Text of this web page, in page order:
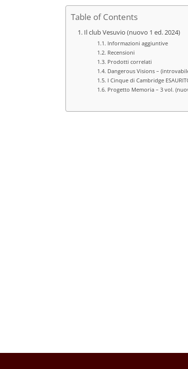
Table of Contents
Il club Vesuvio (nuovo 1 ed. 2024)
Informazioni aggiuntive
Recensioni
Prodotti correlati
Dangerous Visions –
I Cinque di Cambridge
Progetto Memoria – 3 vol.